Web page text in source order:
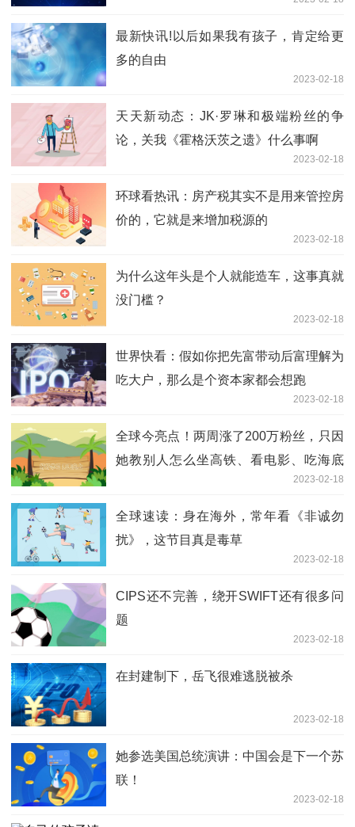
最新快讯!以后如果我有孩子，肯定给更
多的自由
2023-02-18
天天新动态：JK·罗琳和极端粉丝的争
论，关我《霍格沃茨之遗》什么事啊
2023-02-18
环球看热讯：房产税其实不是用来管控房
价的，它就是来增加税源的
2023-02-18
为什么这年头是个人就能造车，这事真就
没门槛？
2023-02-18
世界快看：假如你把先富带动后富理解为
吃大户，那么是个资本家都会想跑
2023-02-18
全球今亮点！两周涨了200万粉丝，只因
她教别人怎么坐高铁、看电影、吃海底
2023-02-18
全球速读：身在海外，常年看《非诚勿
扰》，这节目真是毒草
2023-02-18
CIPS还不完善，绕开SWIFT还有很多问
题
2023-02-18
在封建制下，岳飞很难逃脱被杀
2023-02-18
她参选美国总统演讲：中国会是下一个苏
联！
2023-02-18